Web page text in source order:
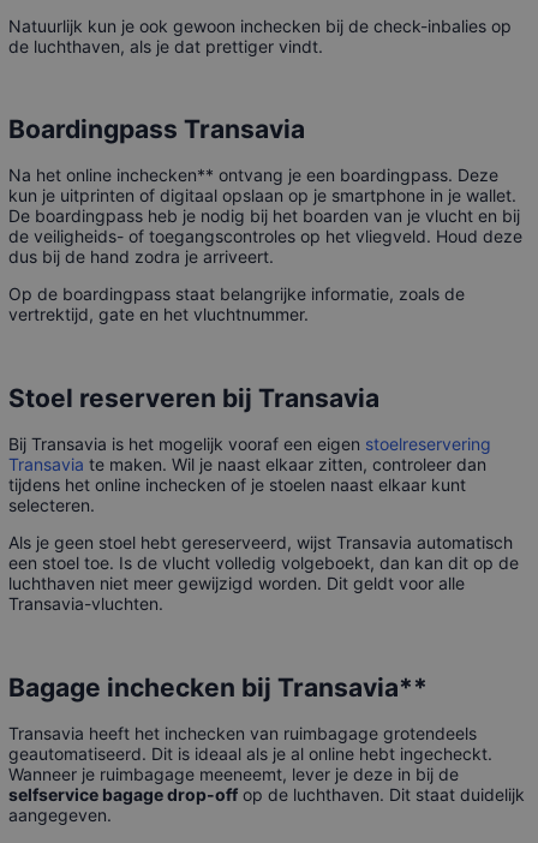
Natuurlijk kun je ook gewoon inchecken bij de check-inbalies op
de luchthaven, als je dat prettiger vindt.
Boardingpass Transavia
Na het online inchecken** ontvang je een boardingpass. Deze
kun je uitprinten of digitaal opslaan op je smartphone in je wallet.
De boardingpass heb je nodig bij het boarden van je vlucht en bij
de veiligheids- of toegangscontroles op het vliegveld. Houd deze
dus bij de hand zodra je arriveert.
Op de boardingpass staat belangrijke informatie, zoals de
vertrektijd, gate en het vluchtnummer.
Stoel reserveren bij Transavia
Bij Transavia is het mogelijk vooraf een eigen stoelreservering
Transavia te maken. Wil je naast elkaar zitten, controleer dan
tijdens het online inchecken of je stoelen naast elkaar kunt
selecteren.
Als je geen stoel hebt gereserveerd, wijst Transavia automatisch
een stoel toe. Is de vlucht volledig volgeboekt, dan kan dit op de
luchthaven niet meer gewijzigd worden. Dit geldt voor alle
Transavia-vluchten.
Bagage inchecken bij Transavia**
Transavia heeft het inchecken van ruimbagage grotendeels
geautomatiseerd. Dit is ideaal als je al online hebt ingecheckt.
Wanneer je ruimbagage meeneemt, lever je deze in bij de
selfservice bagage drop-off op de luchthaven. Dit staat duidelijk
aangegeven.